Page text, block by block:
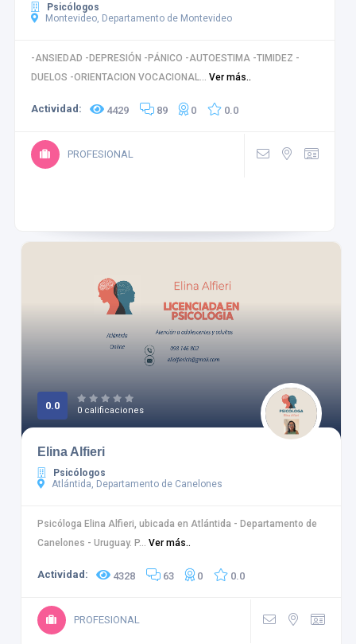
Psicólogos
Montevideo, Departamento de Montevideo
-ANSIEDAD -DEPRESIÓN -PÁNICO -AUTOESTIMA -TIMIDEZ -
DUELOS -ORIENTACION VOCACIONAL... Ver más..
Actividad: 4429 89 0 0.0
PROFESIONAL
0.0 0 calificaciones
Elina Alfieri
Psicólogos
Atlántida, Departamento de Canelones
Psicóloga Elina Alfieri, ubicada en Atlántida - Departamento de
Canelones - Uruguay. P... Ver más..
Actividad: 4328 63 0 0.0
PROFESIONAL